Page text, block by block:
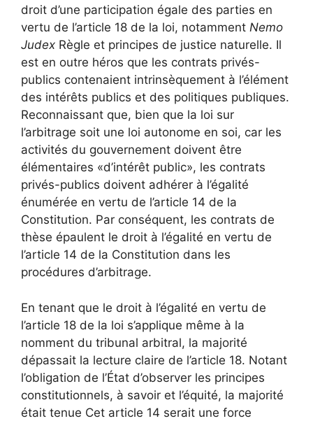
droit d’une participation égale des parties en
vertu de l’article 18 de la loi, notamment Nemo
Judex Règle et principes de justice naturelle. Il
est en outre héros que les contrats privés-
publics contenaient intrinsèquement à l’élément
des intérêts publics et des politiques publiques.
Reconnaissant que, bien que la loi sur
l’arbitrage soit une loi autonome en soi, car les
activités du gouvernement doivent être
élémentaires «d’intérêt public», les contrats
privés-publics doivent adhérer à l’égalité
énumérée en vertu de l’article 14 de la
Constitution. Par conséquent, les contrats de
thèse épaulent le droit à l’égalité en vertu de
l’article 14 de la Constitution dans les
procédures d’arbitrage.
En tenant que le droit à l’égalité en vertu de
l’article 18 de la loi s’applique même à la
nomment du tribunal arbitral, la majorité
dépassait la lecture claire de l’article 18. Notant
l’obligation de l’État d’observer les principes
constitutionnels, à savoir et l’équité, la majorité
était tenue Cet article 14 serait une force